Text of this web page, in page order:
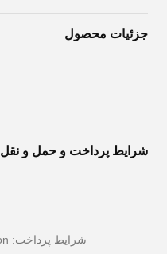
جزئیات محصول
شرایط پرداخت و حمل و نقل
شرایط پرداخت: L/C، D/A، D/P، T/T، Western Union،